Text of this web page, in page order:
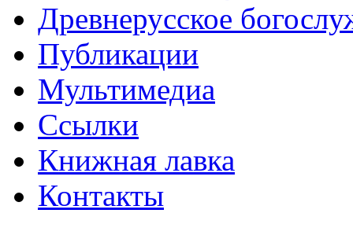
Древнерусское
Публикации
Мультимедиа
Ссылки
Книжная лавка
Контакты